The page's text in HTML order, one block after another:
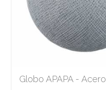
Globo APAPA - Acero